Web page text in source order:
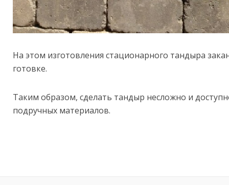
На этом изготовления стационарного тандыра
готовке.
Таким образом, сделать тандыр несложно и
подручных материалов.